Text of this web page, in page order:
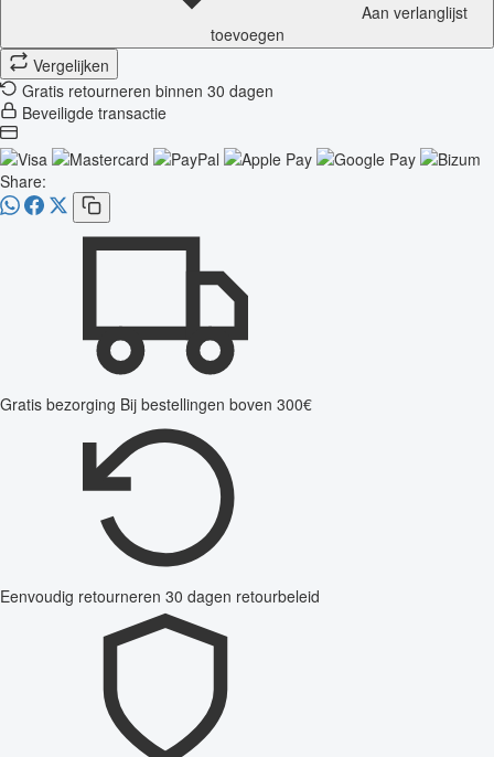
Aan verlanglijst
toevoegen
Vergelijken
Gratis retourneren binnen 30 dagen
Beveiligde transactie
Share:
Gratis bezorging Bij bestellingen boven 300€
Eenvoudig retourneren 30 dagen retourbeleid